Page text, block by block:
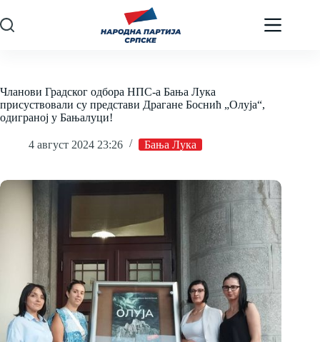
to
content
Чланови Градског одбора НПС-а Бања Лука
присуствовали су представи Драгане Боснић „Олуја“,
одиграној у Бањалуци!
4 август 2024 23:26 Бања Лука